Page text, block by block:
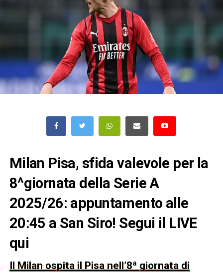
Milan Pisa, sfida valevole per la
8^giornata della Serie A
2025/26: appuntamento alle
20:45 a San Siro! Segui il LIVE
qui
Il Milan ospita il Pisa nell’8ª giornata di